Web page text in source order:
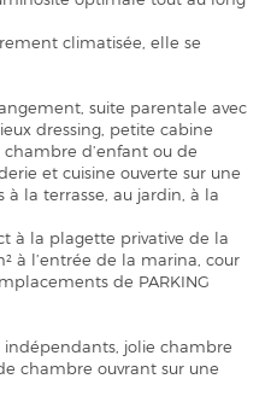
climatisée, elle se
suite parentale avec
dressing, petite cabine
d’enfant ou de
et cuisine ouverte sur une
la terrasse, au jardin, à la
à la plagette privative de la
à l’entrée de la marina, cour
de PARKING
indépendants, jolie chambre
chambre ouvrant sur une